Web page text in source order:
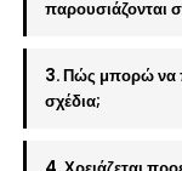
παρουσιάζονται
3. Πώς μπορώ να
σχέδια;